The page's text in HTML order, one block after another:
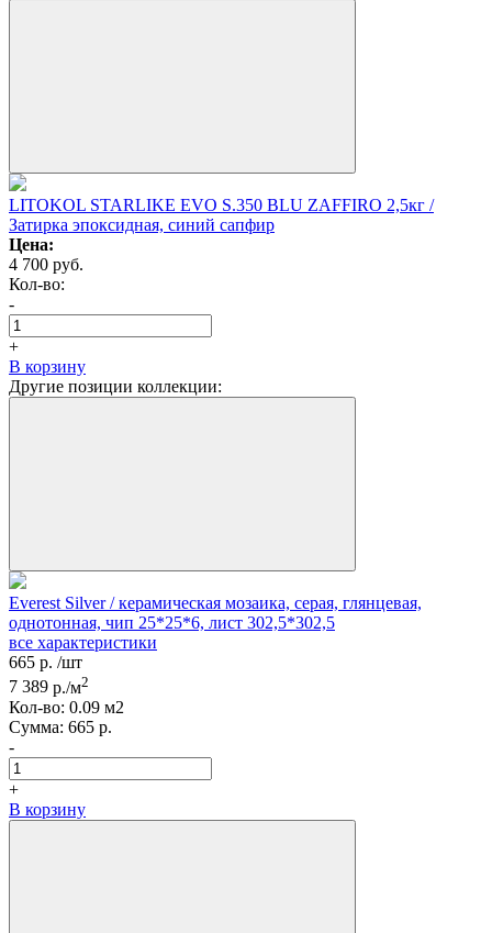
LITOKOL STARLIKE EVO S.350 BLU ZAFFIRO 2,5кг /
Затирка эпоксидная, синий сапфир
Цена:
4 700 руб.
Кол-вo:
-
+
В корзину
Другие позиции коллекции:
Everest Silver / керамическая мозаика, серая, глянцевая,
однотонная, чип 25*25*6, лист 302,5*302,5
все характеристики
665 р. /шт
7 389 р./м2
Кол-вo: 0.09 м2
Сумма: 665 р.
-
+
В корзину